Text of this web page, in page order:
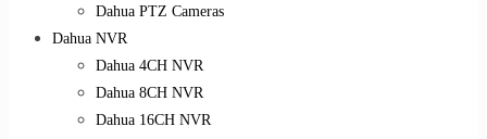
Dahua PTZ Cameras
Dahua NVR
Dahua 4CH NVR
Dahua 8CH NVR
Dahua 16CH NVR